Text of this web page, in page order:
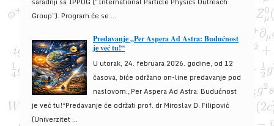
Group”). Program će se ...
Predavanje „Per Aspera Ad Astra: Budućnost
je već tu!“
U utorak, 24. februara 2026. godine, od 12
časova, biće održano on-line predavanje pod
naslovom:„Per Aspera Ad Astra: Budućnost
je već tu!“Predavanje će održati prof. dr Miroslav D. Filipović
(Univerzitet ...